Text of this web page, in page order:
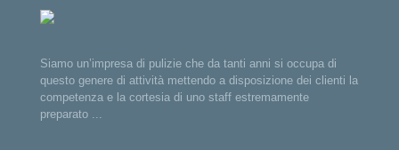
Siamo un’impresa di pulizie che da tanti anni si occupa di
questo genere di attività mettendo a disposizione dei clienti la
competenza e la cortesia di uno staff estremamente
preparato ...